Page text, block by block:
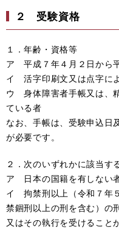
２ 受験資格
１．年齢・資格等
ア 平成７年４月２日から
イ 活字印刷文又は点字に
ウ 身体障害者手帳又は、
ている者
なお、手帳は、受験申込日
が必要です。
２．次のいずれかに該当す
ア 日本の国籍を有しない
イ 拘禁刑以上（令和７年
禁錮刑以上の刑を含む）の
又はその執行を受けること